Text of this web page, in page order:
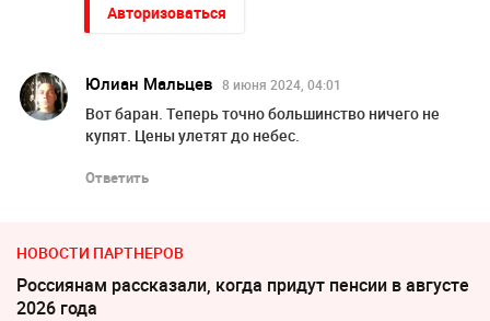
Авторизоваться
Юлиан Мальцев 8 июня 2024, 04:01
Вот баран. Теперь точно большинство ничего не
купят. Цены улетят до небес.
Ответить
НОВОСТИ ПАРТНЕРОВ
Россиянам рассказали, когда придут пенсии в августе
2026 года